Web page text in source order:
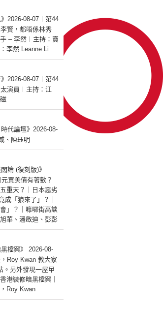
》2026-08-07︱第44
賢，都唔係林秀
– 李然︱主持：寶
李然 Leanne Li
》2026-08-07︱第44
演員︱主持：江
時代論壇》2026-08-
、陳珏明
論 (復刻版)》
買美債有著數？
重天？｜日本惡劣
成「狼來了」？｜
」？｜嚤囉街高談
華、潘啟迪、彭彭
黑檔案》 2026-08-
Roy Kwan 教大家
。另外發現一屋曱
港裝修暗黑檔案｜
Roy Kwan